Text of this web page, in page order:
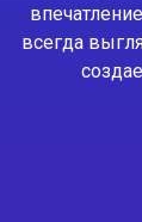
всегда